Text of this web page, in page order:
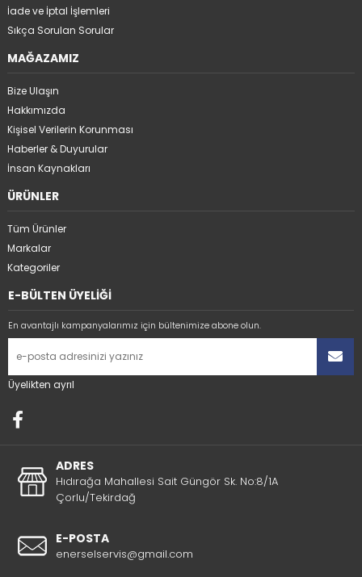
İade ve İptal İşlemleri
Sıkça Sorulan Sorular
MAĞAZAMIZ
Bize Ulaşın
Hakkımızda
Kişisel Verilerin Korunması
Haberler & Duyurular
İnsan Kaynakları
ÜRÜNLER
Tüm Ürünler
Markalar
Kategoriler
E-BÜLTEN ÜYELİĞİ
En avantajlı kampanyalarımız için bültenimize abone olun.
Üyelikten ayrıl
ADRES
Hıdırağa Mahallesi Sait Güngör Sk. No:8/1A
Çorlu/Tekirdağ
E-POSTA
enerselservis@gmail.com